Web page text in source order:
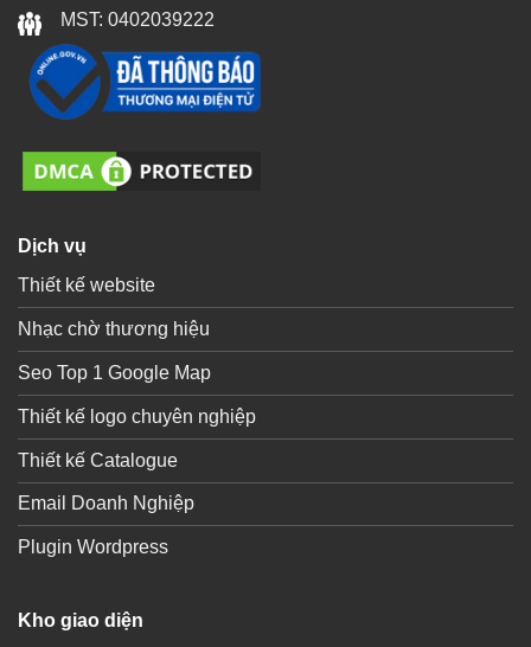
MST: 0402039222
Dịch vụ
Thiết kế website
Nhạc chờ thương hiệu
Seo Top 1 Google Map
Thiết kế logo chuyên nghiệp
Thiết kế Catalogue
Email Doanh Nghiệp
Plugin Wordpress
Kho giao diện